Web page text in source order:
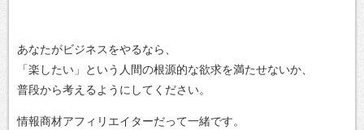
あなたがビジネスをやるなら、
「楽したい」という人間の根源的な欲求を満たせないか、
普段から考えるようにしてください。
情報商材アフィリエイターだって一緒です。